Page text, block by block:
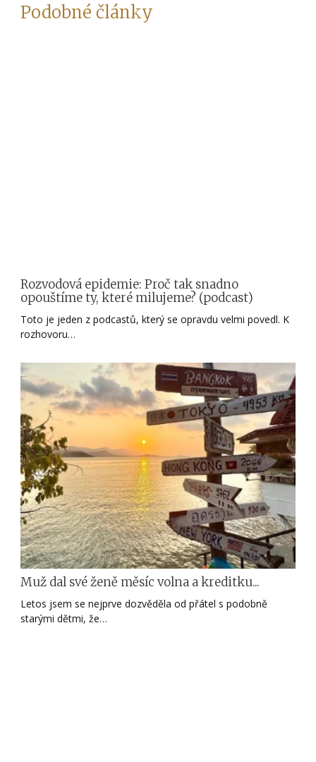
Podobné články
Rozvodová epidemie: Proč tak snadno
opouštíme ty, které milujeme? (podcast)
Toto je jeden z podcastů, který se opravdu velmi povedl. K
rozhovoru…
Muž dal své ženě měsíc volna a kreditku...
Letos jsem se nejprve dozvěděla od přátel s podobně
starými dětmi, že…